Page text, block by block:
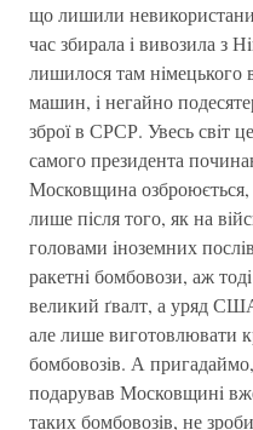
що лишили
час збирала i вивозила з
лишилося там нiмецького
машин, i негайно
зброї в СРСР. Увесь свiт
самого президента
Московщина
лише пiсля того, як на
головами iноземних
ракетнi бомбовози, аж
великий ґвалт, а уряд
але лише виготовлювати
бомбовозiв. А
подарував Московщинi
таких бомбовозiв, не